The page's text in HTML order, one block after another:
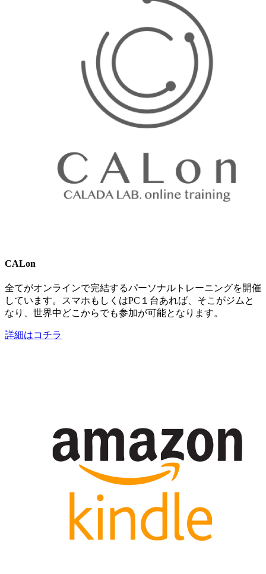
CALon
全てがオンラインで完結するパーソナルトレーニングを開催
しています。スマホもしくはPC１台あれば、そこがジムと
なり、世界中どこからでも参加が可能となります。
詳細はコチラ